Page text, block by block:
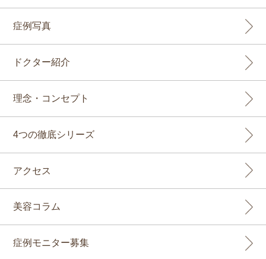
症例写真
ドクター紹介
理念・コンセプト
4つの徹底シリーズ
アクセス
美容コラム
症例モニター募集